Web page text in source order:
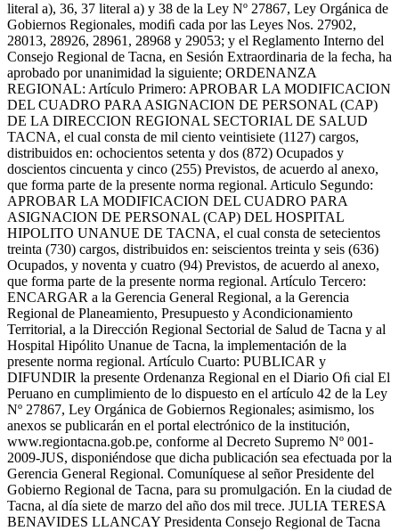
literal a), 36, 37 literal a) y 38 de la Ley Nº 27867, Ley Orgánica de
Gobiernos Regionales, modiﬁ cada por las Leyes Nos. 27902,
28013, 28926, 28961, 28968 y 29053; y el Reglamento Interno del
Consejo Regional de Tacna, en Sesión Extraordinaria de la fecha, ha
aprobado por unanimidad la siguiente; ORDENANZA
REGIONAL: Artículo Primero: APROBAR LA MODIFICACION
DEL CUADRO PARA ASIGNACION DE PERSONAL (CAP)
DE LA DIRECCION REGIONAL SECTORIAL DE SALUD
TACNA, el cual consta de mil ciento veintisiete (1127) cargos,
distribuidos en: ochocientos setenta y dos (872) Ocupados y
doscientos cincuenta y cinco (255) Previstos, de acuerdo al anexo,
que forma parte de la presente norma regional. Articulo Segundo:
APROBAR LA MODIFICACION DEL CUADRO PARA
ASIGNACION DE PERSONAL (CAP) DEL HOSPITAL
HIPOLITO UNANUE DE TACNA, el cual consta de setecientos
treinta (730) cargos, distribuidos en: seiscientos treinta y seis (636)
Ocupados, y noventa y cuatro (94) Previstos, de acuerdo al anexo,
que forma parte de la presente norma regional. Artículo Tercero:
ENCARGAR a la Gerencia General Regional, a la Gerencia
Regional de Planeamiento, Presupuesto y Acondicionamiento
Territorial, a la Dirección Regional Sectorial de Salud de Tacna y al
Hospital Hipólito Unanue de Tacna, la implementación de la
presente norma regional. Artículo Cuarto: PUBLICAR y
DIFUNDIR la presente Ordenanza Regional en el Diario Oﬁ cial El
Peruano en cumplimiento de lo dispuesto en el artículo 42 de la Ley
Nº 27867, Ley Orgánica de Gobiernos Regionales; asimismo, los
anexos se publicarán en el portal electrónico de la institución,
www.regiontacna.gob.pe, conforme al Decreto Supremo Nº 001-
2009-JUS, disponiéndose que dicha publicación sea efectuada por la
Gerencia General Regional. Comuníquese al señor Presidente del
Gobierno Regional de Tacna, para su promulgación. En la ciudad de
Tacna, al día siete de marzo del año dos mil trece. JULIA TERESA
BENAVIDES LLANCAY Presidenta Consejo Regional de Tacna